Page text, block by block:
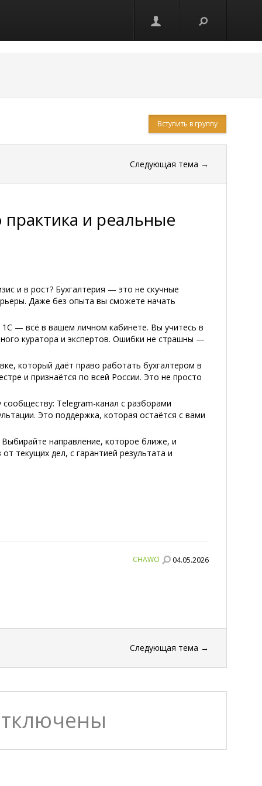
Вступить в группу
Следующая тема →
и реальные
и в рост? Бухгалтерия — это не скучные
Даже без опыта вы сможете начать
— всё в вашем личном кабинете. Вы учитесь в
куратора и экспертов. Ошибки не страшны —
который даёт право работать бухгалтером в
и признаётся по всей России. Это не просто
Telegram-канал с разборами
Это поддержка, которая остаётся с вами
направление, которое ближе, и
текущих дел, с гарантией результата и
CHAWO 04.05.2026
Следующая тема →